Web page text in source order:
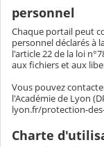
personnel
Chaque portail peut
personnel déclarés à
l'article 22 de la loi
aux fichiers et aux
Vous pouvez
l'Académie de Lyon
lyon.fr/protection-
Charte